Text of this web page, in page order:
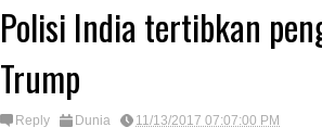
Polisi India tertibkan
Trump
Reply Dunia 11/13/2017 07:07:00 PM